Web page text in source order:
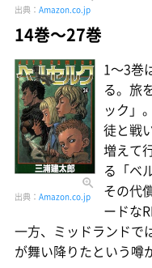
出典： Amazon.co.jp
14巻〜27巻
出典： Amazon.co.jp
1〜3巻
る。旅
ック」
徒と戦
増えて
る「ベ
その代
ードな
一方、ミッドランドで
が舞い降りたという噂